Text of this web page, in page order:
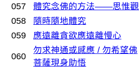
057
體究念佛的方法——思惟觀
058
隨時隨地體究
059
應遠離貪欲應遠離慢心
060
勿求神通或感應 / 勿希望佛
菩薩現身助悟